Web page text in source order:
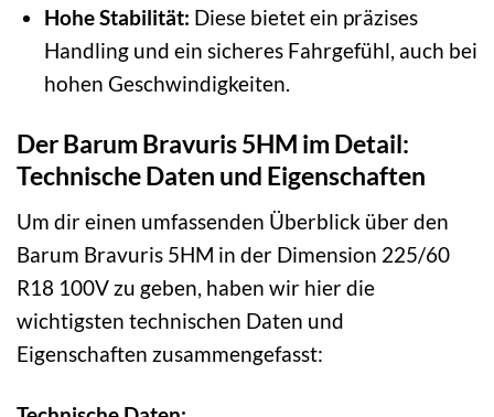
Hohe Stabilität: Diese bietet ein präzises
Handling und ein sicheres Fahrgefühl, auch bei
hohen Geschwindigkeiten.
Der Barum Bravuris 5HM im Detail:
Technische Daten und Eigenschaften
Um dir einen umfassenden Überblick über den
Barum Bravuris 5HM in der Dimension 225/60
R18 100V zu geben, haben wir hier die
wichtigsten technischen Daten und
Eigenschaften zusammengefasst: